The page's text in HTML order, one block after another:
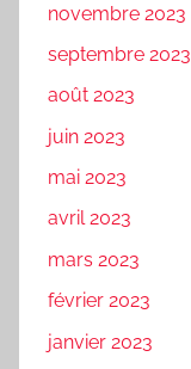
novembre 2023
septembre 2023
août 2023
juin 2023
mai 2023
avril 2023
mars 2023
février 2023
janvier 2023